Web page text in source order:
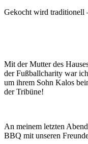
Gekocht wird traditionell
Mit der Mutter des
der Fußballcharity war
um ihrem Sohn Kalos
der Tribüne!
An meinem letzten
BBQ mit unseren